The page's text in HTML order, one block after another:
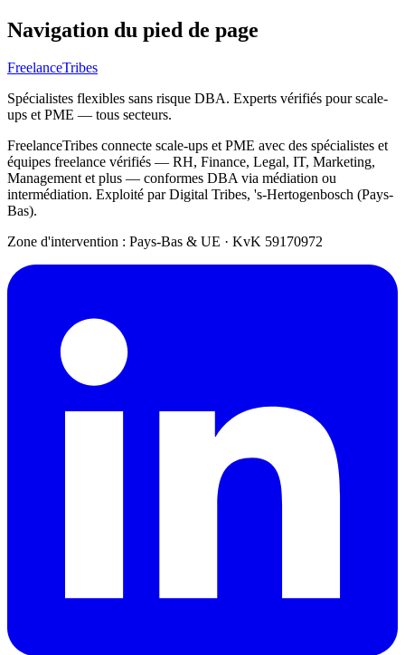
Navigation du pied de page
FreelanceTribes
Spécialistes flexibles sans risque DBA. Experts vérifiés pour scale-
ups et PME — tous secteurs.
FreelanceTribes connecte scale-ups et PME avec des spécialistes et
équipes freelance vérifiés — RH, Finance, Legal, IT, Marketing,
Management et plus — conformes DBA via médiation ou
intermédiation. Exploité par Digital Tribes, 's-Hertogenbosch (Pays-
Bas).
Zone d'intervention : Pays-Bas & UE · KvK 59170972